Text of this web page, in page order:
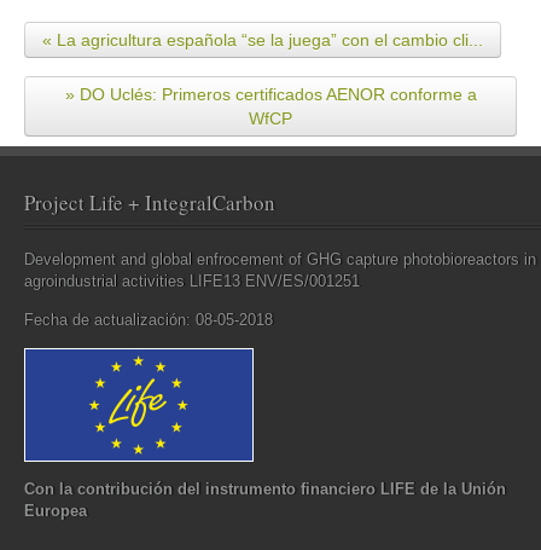
« La agricultura española “se la juega” con el cambio cli...
» DO Uclés: Primeros certificados AENOR conforme a
WfCP
Project Life + IntegralCarbon
Development and global enfrocement of GHG capture photobioreactors in
agroindustrial activities LIFE13 ENV/ES/001251
Fecha de actualización: 08-05-2018
Con la contribución del instrumento financiero LIFE de la Unión
Europea